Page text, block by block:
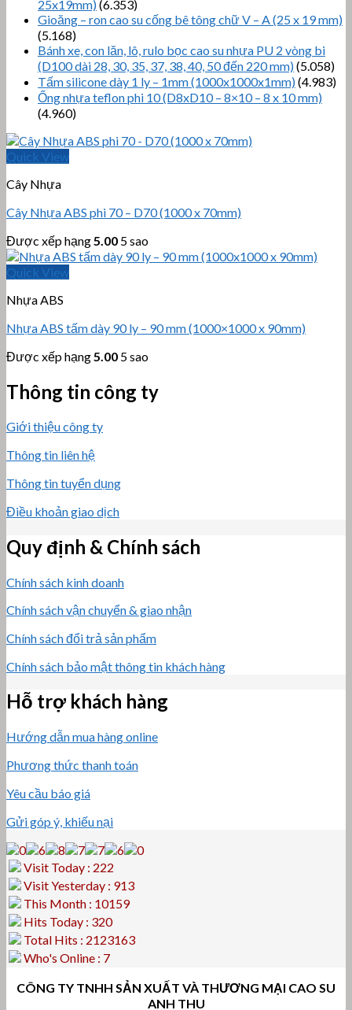
25x19mm)(6.353)
Gioăng – ron cao su cống bê tông chữ V – A (25 x 19 mm)
(5.168)
Bánh xe, con lăn, lô, rulo bọc cao su nhựa PU 2 vòng bi
(D100 dài 28, 30, 35, 37, 38, 40, 50 đến 220 mm)(5.058)
Tấm silicone dày 1 ly – 1mm (1000x1000x1mm)(4.983)
Ống nhựa teflon phi 10 (D8xD10 – 8×10 – 8 x 10 mm)
(4.960)
Quick View
Cây Nhựa
Cây Nhựa ABS phi 70 – D70 (1000 x 70mm)
Được xếp hạng5.00 5 sao
Quick View
Nhựa ABS
Nhựa ABS tấm dày 90 ly – 90 mm (1000×1000 x 90mm)
Được xếp hạng5.00 5 sao
Thông tin công ty
Giới thiệu công ty
Thông tin liên hệ
Thông tin tuyển dụng
Điều khoản giao dịch
Quy định & Chính sách
Chính sách kinh doanh
Chính sách vận chuyển & giao nhận
Chính sách đổi trả sản phẩm
Chính sách bảo mật thông tin khách hàng
Hỗ trợ khách hàng
Hướng dẫn mua hàng online
Phương thức thanh toán
Yêu cầu báo giá
Gửi góp ý, khiếu nại
Visit Today : 222
Visit Yesterday : 913
This Month : 10159
Hits Today : 320
Total Hits : 2123163
Who's Online : 7
CÔNG TY TNHH SẢN XUẤT VÀ THƯƠNG MẠI CAO SU
ANH THU